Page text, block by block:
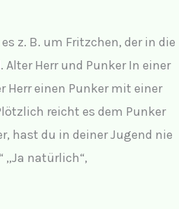
z. B. um Fritzchen, der in die
Herr und Punker In einer
Herr einen Punker mit einer
reicht es dem Punker
hast du in deiner Jugend nie
„Ja natürlich“,